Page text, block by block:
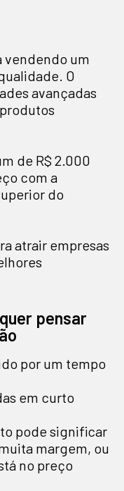
vendendo um
O
avançadas
de R$ 2.000
com a
do
atrair empresas
pensar
por um tempo
em curto
pode significar
margem, ou
no preço